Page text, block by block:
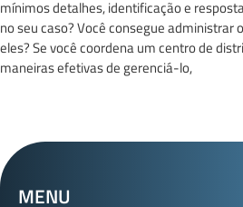
mínimos detalhes, identificação e
no seu caso? Você consegue administrar
eles? Se você coordena um centro de
maneiras efetivas de gerenciá-lo,
MENU